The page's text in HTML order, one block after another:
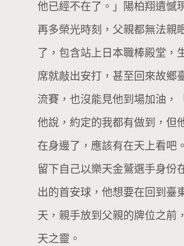
他已經不在了。」陽柏翔遺憾
再多榮光時刻，父親都無法親
了，包含站上日本職棒殿堂，
席就敲出安打，甚至回來故鄉
流賽，也沒能見他到場加油，
他說，約定的我都有做到，但
在身邊了，應該有在天上看吧
留下自己以樂天金鷲選手身份
出的首安球，他想要在回到臺
天，親手放到父親的牌位之前
天之靈。